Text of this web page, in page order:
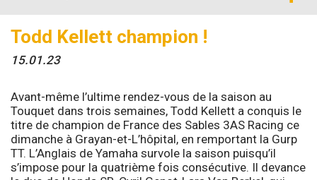
Todd Kellett champion !
15.01.23
Avant-même l’ultime rendez-vous de la saison au
Touquet dans trois semaines, Todd Kellett a conquis le
titre de champion de France des Sables 3AS Racing ce
dimanche à Grayan-et-L’hôpital, en remportant la Gurp
TT. L’Anglais de Yamaha survole la saison puisqu’il
s’impose pour la quatrième fois consécutive. Il devance